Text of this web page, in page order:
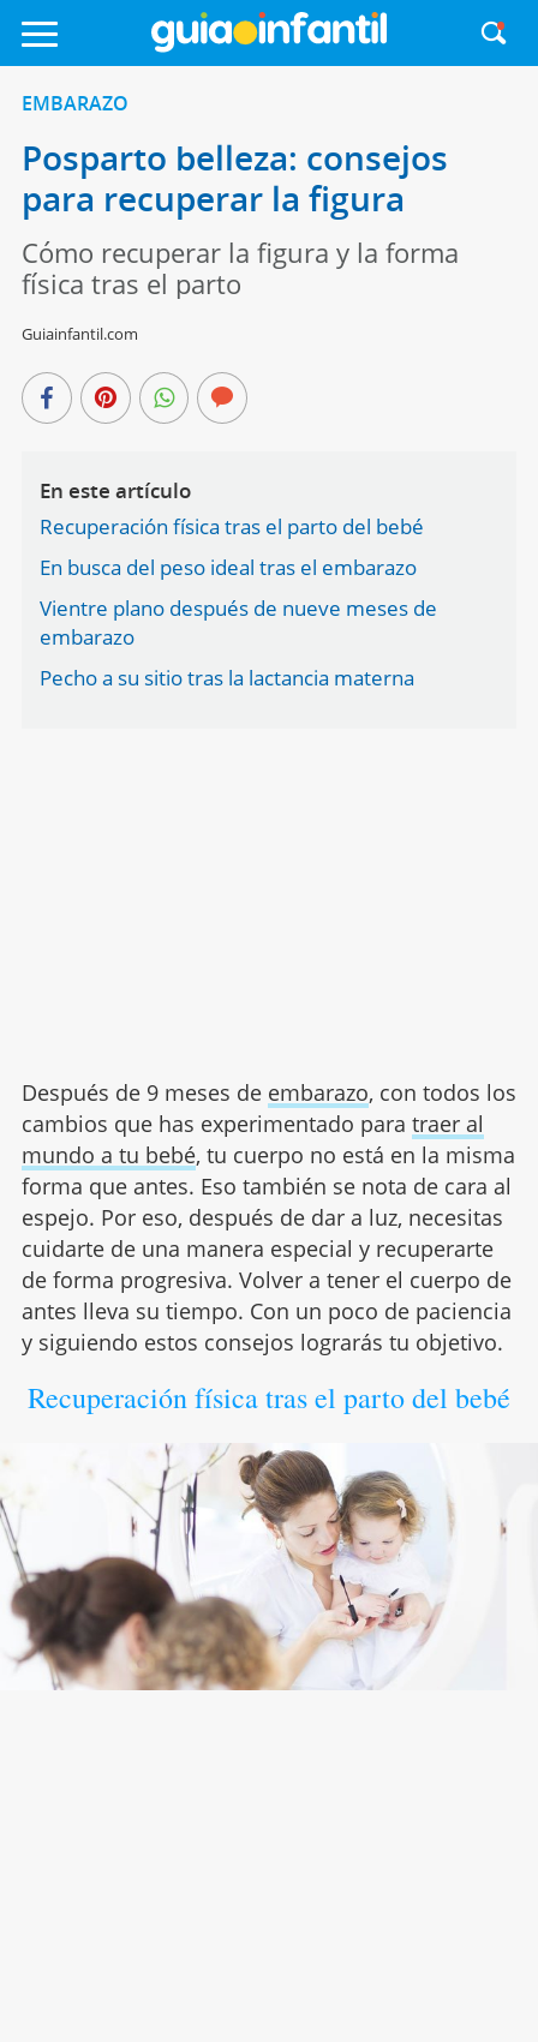
EMBARAZO
Posparto belleza: consejos
para recuperar la figura
Cómo recuperar la figura y la forma
física tras el parto
Guiainfantil.com
En este artículo
Recuperación física tras el parto del bebé
En busca del peso ideal tras el embarazo
Vientre plano después de nueve meses de
embarazo
Pecho a su sitio tras la lactancia materna
Después de 9 meses de embarazo, con todos los
cambios que has experimentado para traer al
mundo a tu bebé, tu cuerpo no está en la misma
forma que antes. Eso también se nota de cara al
espejo. Por eso, después de dar a luz, necesitas
cuidarte de una manera especial y recuperarte
de forma progresiva. Volver a tener el cuerpo de
antes lleva su tiempo. Con un poco de paciencia
y siguiendo estos consejos lograrás tu objetivo.
Recuperación física tras el parto del bebé